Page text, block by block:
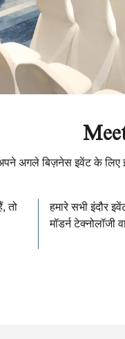
अगले बिज़नेस इवेंट के लिए
तो
हमारे सभी इंदौर
मॉडर्न टेक्नोलॉजी